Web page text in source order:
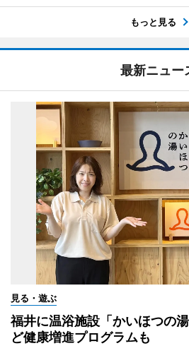
もっと見る
最新ニュー
見る・遊ぶ
福井に温浴施設「かいほつの
ど健康増進プログラムも